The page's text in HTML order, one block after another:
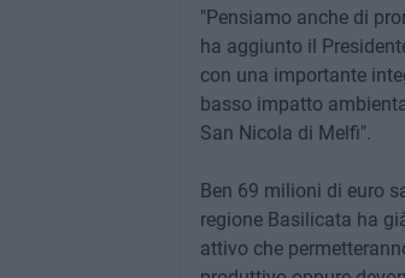
"Pensiamo anche di
ha aggiunto il
con una importante
basso impatto
San Nicola di Melfi".
Ben 69 milioni di euro
regione Basilicata ha
attivo che